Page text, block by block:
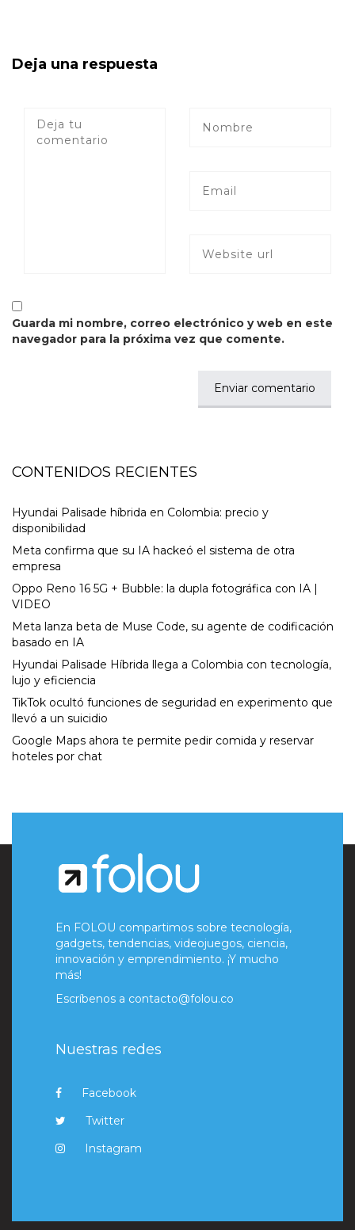
Deja una respuesta
Guarda mi nombre, correo electrónico y web en este
navegador para la próxima vez que comente.
CONTENIDOS RECIENTES
Hyundai Palisade híbrida en Colombia: precio y
disponibilidad
Meta confirma que su IA hackeó el sistema de otra
empresa
Oppo Reno 16 5G + Bubble: la dupla fotográfica con IA |
VIDEO
Meta lanza beta de Muse Code, su agente de codificación
basado en IA
Hyundai Palisade Híbrida llega a Colombia con tecnología,
lujo y eficiencia
TikTok ocultó funciones de seguridad en experimento que
llevó a un suicidio
Google Maps ahora te permite pedir comida y reservar
hoteles por chat
En FOLOU compartimos sobre tecnología,
gadgets, tendencias, videojuegos, ciencia,
innovación y emprendimiento. ¡Y mucho
más!
Escríbenos a contacto@folou.co
Nuestras redes
Facebook
Twitter
Instagram